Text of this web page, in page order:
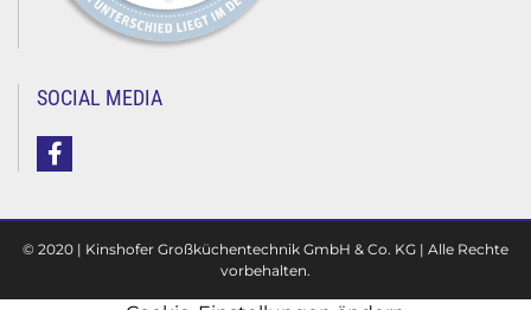
SOCIAL MEDIA
© 2020 | Kinshofer Großküchentechnik GmbH & Co. KG | Alle Rechte
vorbehalten.